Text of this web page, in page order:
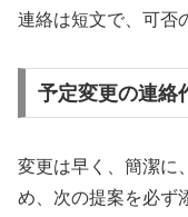
連絡は短文で、可否
予定変更の連絡
変更は早く、簡潔に
め、次の提案を必ず